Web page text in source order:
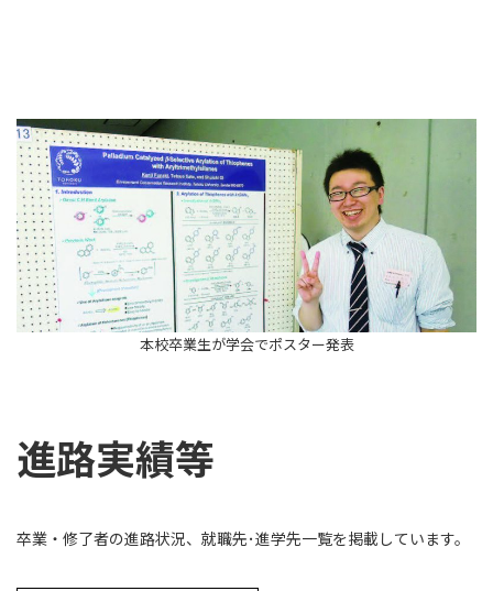
本校卒業生が学会でポスター発表
進路実績等
卒業・修了者の進路状況、就職先･進学先一覧を掲載しています。